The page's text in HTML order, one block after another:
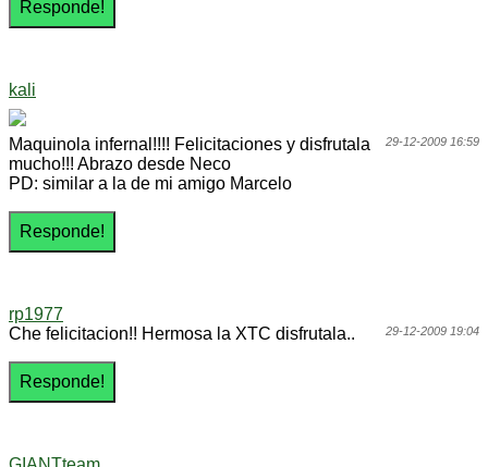
kali
29-12-2009 16:59
Maquinola infernal!!!! Felicitaciones y disfrutala
mucho!!! Abrazo desde Neco
PD: similar a la de mi amigo Marcelo
rp1977
29-12-2009 19:04
Che felicitacion!! Hermosa la XTC disfrutala..